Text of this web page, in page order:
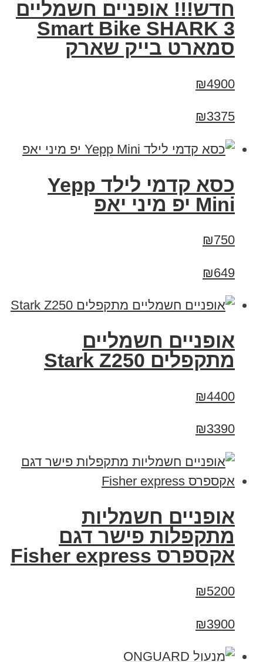
חדש!!! אופניים חשמליים
Smart Bike SHARK 3
סמארט בייק שארק
₪4900
₪3375
כסא קדמי לילד Yepp
Mini יפ מיני יאפ
₪750
₪649
‏אופניים חשמליים
‏מתקפלים Stark Z250
₪4400
₪3390
אופניים חשמליות
מתקפלות פישר דגם
אקספרס Fisher express
₪5200
₪3900